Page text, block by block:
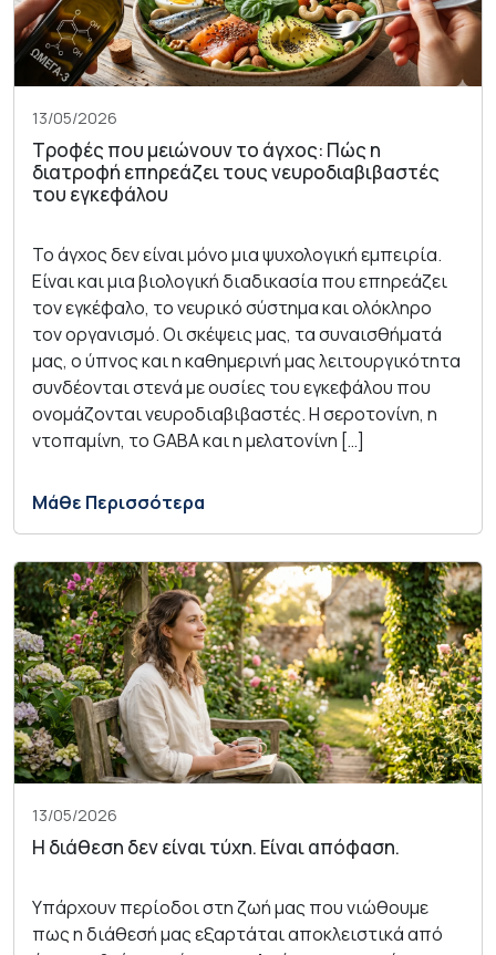
13/05/2026
Τροφές που μειώνουν το άγχος: Πώς η
διατροφή επηρεάζει τους νευροδιαβιβαστές
του εγκεφάλου
Το άγχος δεν είναι μόνο μια ψυχολογική εμπειρία.
Είναι και μια βιολογική διαδικασία που επηρεάζει
τον εγκέφαλο, το νευρικό σύστημα και ολόκληρο
τον οργανισμό. Οι σκέψεις μας, τα συναισθήματά
μας, ο ύπνος και η καθημερινή μας λειτουργικότητα
συνδέονται στενά με ουσίες του εγκεφάλου που
ονομάζονται νευροδιαβιβαστές. Η σεροτονίνη, η
ντοπαμίνη, το GABA και η μελατονίνη […]
Μάθε Περισσότερα
13/05/2026
Η διάθεση δεν είναι τύχη. Είναι απόφαση.
Υπάρχουν περίοδοι στη ζωή μας που νιώθουμε
πως η διάθεσή μας εξαρτάται αποκλειστικά από